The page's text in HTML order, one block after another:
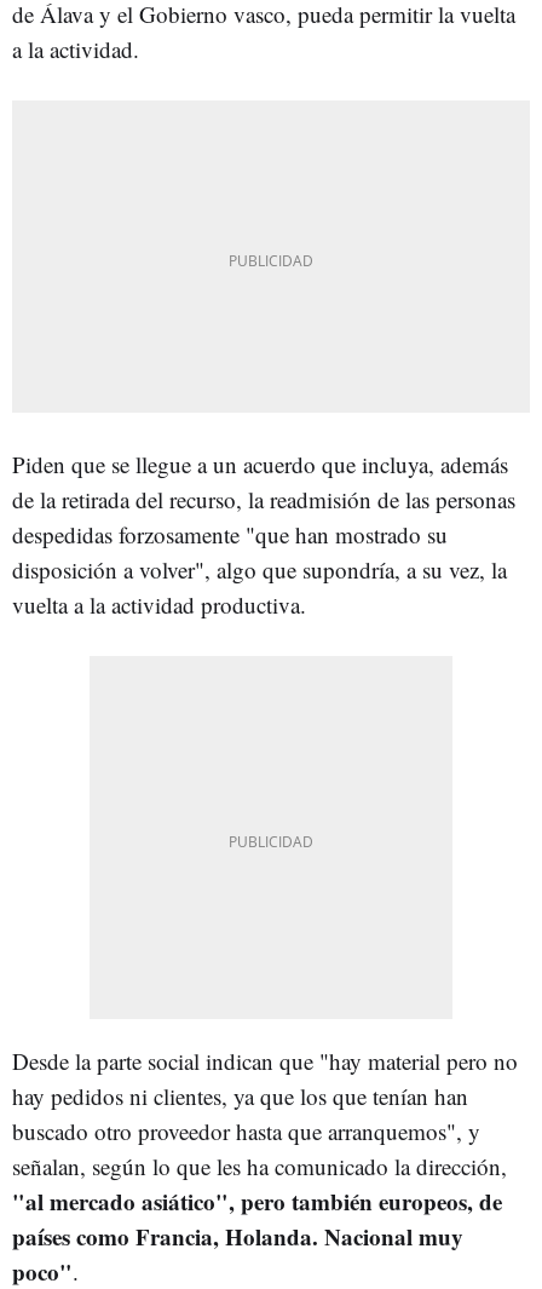
de Álava y el Gobierno vasco, pueda permitir la vuelta
a la actividad.
Piden que se llegue a un acuerdo que incluya, además
de la retirada del recurso, la readmisión de las personas
despedidas forzosamente "que han mostrado su
disposición a volver", algo que supondría, a su vez, la
vuelta a la actividad productiva.
Desde la parte social indican que "hay material pero no
hay pedidos ni clientes, ya que los que tenían han
buscado otro proveedor hasta que arranquemos", y
señalan, según lo que les ha comunicado la dirección,
"al mercado asiático", pero también europeos, de
países como Francia, Holanda. Nacional muy
poco".